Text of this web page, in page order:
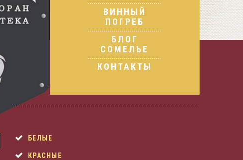
ВИННЫЙ
ПОГРЕБ
БЛОГ
СОМЕЛЬЕ
КОНТАКТЫ
БЕЛЫЕ
КРАСНЫЕ